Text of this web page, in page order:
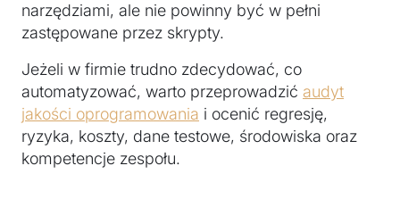
narzędziami, ale nie powinny być w pełni
zastępowane przez skrypty.
Jeżeli w firmie trudno zdecydować, co
automatyzować, warto przeprowadzić audyt
jakości oprogramowania i ocenić regresję,
ryzyka, koszty, dane testowe, środowiska oraz
kompetencje zespołu.